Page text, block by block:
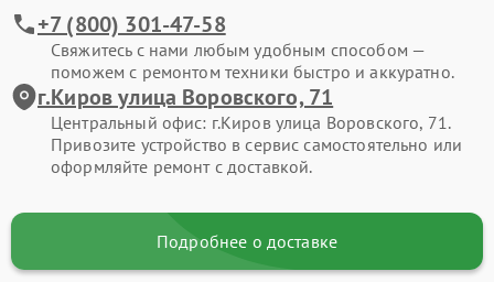
+7 (800) 301-47-58
Свяжитесь с нами любым удобным способом —
поможем с ремонтом техники быстро и аккуратно.
г.Киров улица Воровского, 71
Центральный офис: г.Киров улица Воровского, 71.
Привозите устройство в сервис самостоятельно или
оформляйте ремонт с доставкой.
Подробнее о доставке